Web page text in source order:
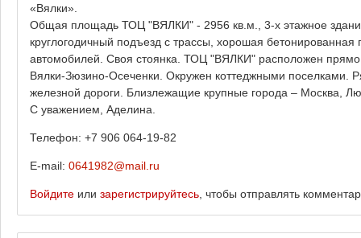
«Вялки».
Общая площадь ТОЦ "ВЯЛКИ" - 2956 кв.м., 3-х этажное
круглогодичный подъезд с трассы, хорошая
автомобилей. Своя стоянка. ТОЦ "ВЯЛКИ" расположен
Вялки-Зюзино-Осеченки. Окружен коттеджными поселками.
железной дороги. Близлежащие крупные города – Москва,
С уважением, Аделина.
Телефон: +7 906 064-19-82
E-mail: 0641982@mail.ru
Войдите или зарегистрируйтесь , чтобы отправлять